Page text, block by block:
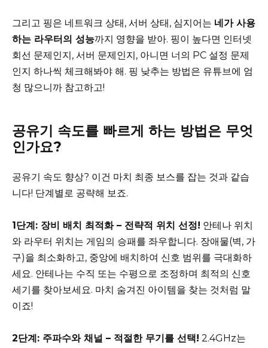
그리고 핑은 네트워크 상태, 서버 상태, 심지어는 네가 사용
하는 라우터의 성능까지 영향을 받아. 핑이 높다면 인터넷
회선 문제인지, 서버 문제인지, 아니면 너의 PC 설정 문제
인지 하나씩 체크해봐야 해. 핑 낮추는 방법은 유튜브에 엄
청 많으니까 참고하고!
공유기 속도를 빠르게 하는 방법은 무엇
인가요?
공유기 속도 향상? 이건 마치 최종 보스를 잡는 것과 같습
니다! 단계별로 공략해 보죠.
1단계: 장비 배치 최적화 – 전략적 위치 선정! 안테나 위치
와 라우터 위치는 게임의 승패를 좌우합니다. 장애물(벽, 가
구)을 최소화하고, 중앙에 배치하여 신호 범위를 극대화하
세요. 안테나는 수직 또는 수평으로 조정하며 최적의 신호
세기를 찾아보세요. 마치 숨겨진 아이템을 찾는 것처럼 말
이죠!
2단계: 주파수와 채널 – 적절한 무기를 선택! 2.4GHz는